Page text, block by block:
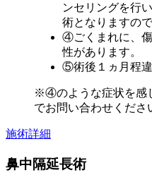
ンセリングを行
術となりますの
④ごくまれに、
性があります。
⑤術後１ヵ月程違
※④のような症状を感
でお問い合わせくださ
施術詳細
鼻中隔延長術